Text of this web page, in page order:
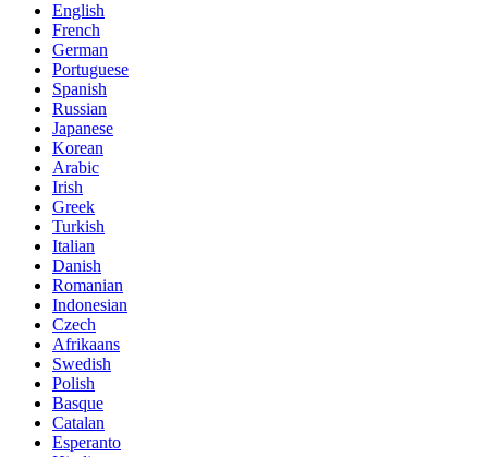
English
French
German
Portuguese
Spanish
Russian
Japanese
Korean
Arabic
Irish
Greek
Turkish
Italian
Danish
Romanian
Indonesian
Czech
Afrikaans
Swedish
Polish
Basque
Catalan
Esperanto